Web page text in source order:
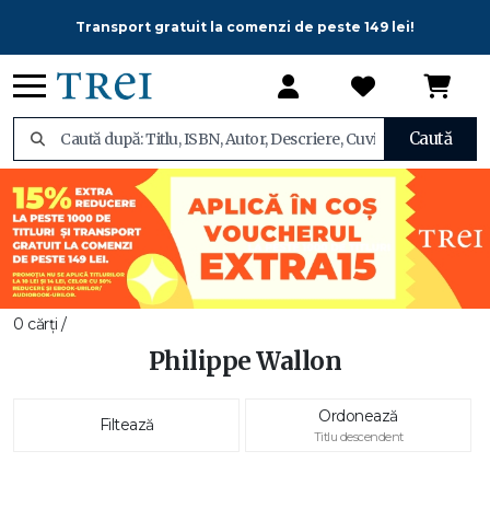
Transport gratuit la comenzi de peste 149 lei!
Caută
0 cărți /
Philippe Wallon
Filtează Ordonează
Titlu descendent